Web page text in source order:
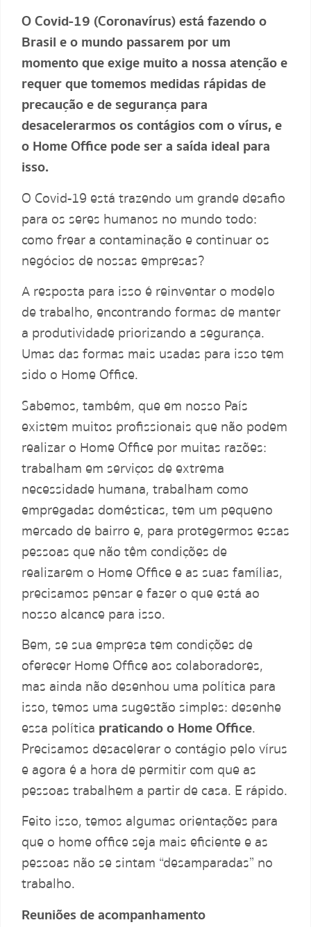
O Covid-19 (Coronavírus) está fazendo o
Brasil e o mundo passarem por um
momento que exige muito a nossa atenção e
requer que tomemos medidas rápidas de
precaução e de segurança para
desacelerarmos os contágios com o vírus, e
o Home Office pode ser a saída ideal para
isso.
O Covid-19 está trazendo um grande desafio
para os seres humanos no mundo todo:
como frear a contaminação e continuar os
negócios de nossas empresas?
A resposta para isso é reinventar o modelo
de trabalho, encontrando formas de manter
a produtividade priorizando a segurança.
Umas das formas mais usadas para isso tem
sido o Home Office.
Sabemos, também, que em nosso País
existem muitos profissionais que não podem
realizar o Home Office por muitas razões:
trabalham em serviços de extrema
necessidade humana, trabalham como
empregadas domésticas, tem um pequeno
mercado de bairro e, para protegermos essas
pessoas que não têm condições de
realizarem o Home Office e as suas famílias,
precisamos pensar e fazer o que está ao
nosso alcance para isso.
Bem, se sua empresa tem condições de
oferecer Home Office aos colaboradores,
mas ainda não desenhou uma política para
isso, temos uma sugestão simples: desenhe
essa política praticando o Home Office.
Precisamos desacelerar o contágio pelo vírus
e agora é a hora de permitir com que as
pessoas trabalhem a partir de casa. E rápido.
Feito isso, temos algumas orientações para
que o home office seja mais eficiente e as
pessoas não se sintam “desamparadas” no
trabalho.
Reuniões de acompanhamento